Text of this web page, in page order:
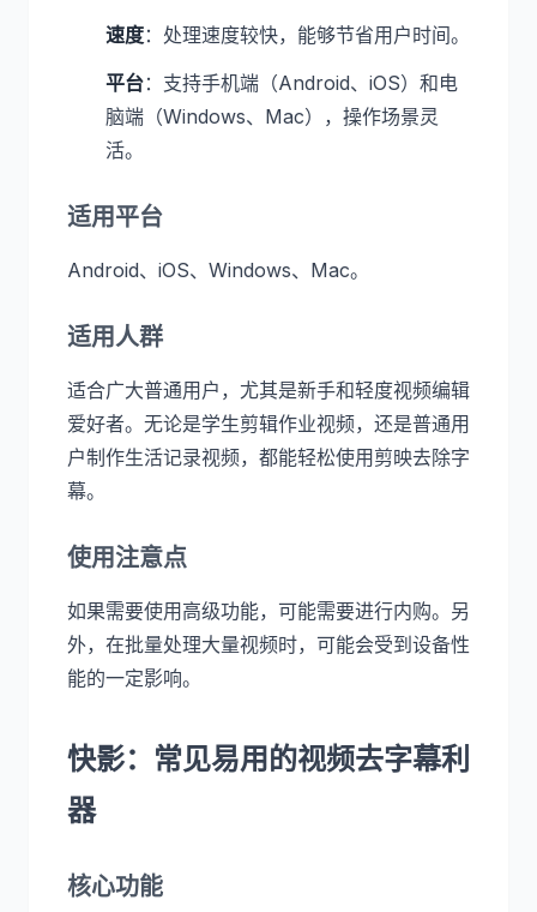
速度：处理速度较快，能够节省用户时间。
平台：支持手机端（Android、iOS）和电
脑端（Windows、Mac），操作场景灵
活。
适用平台
Android、iOS、Windows、Mac。
适用人群
适合广大普通用户，尤其是新手和轻度视频编辑
爱好者。无论是学生剪辑作业视频，还是普通用
户制作生活记录视频，都能轻松使用剪映去除字
幕。
使用注意点
如果需要使用高级功能，可能需要进行内购。另
外，在批量处理大量视频时，可能会受到设备性
能的一定影响。
快影：常见易用的视频去字幕利
器
核心功能